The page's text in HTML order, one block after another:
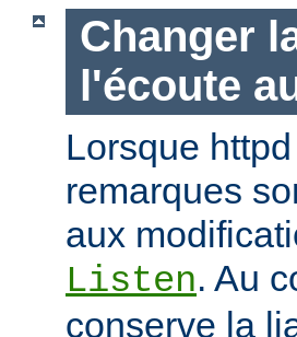
Changer
l'écoute
Lorsque
remarques
aux
Listen. Au
conserve la